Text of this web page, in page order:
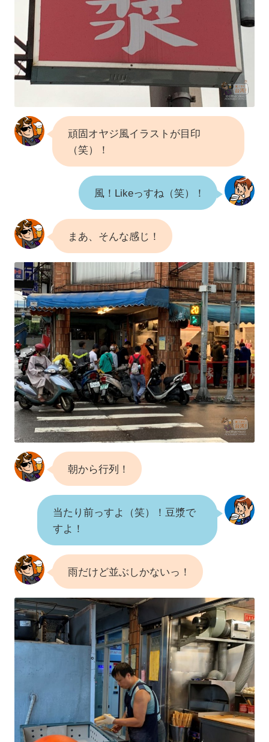
頑固オヤジ風イラストが目印
（笑）！
風！Likeっすね（笑）！
まあ、そんな感じ！
朝から行列！
当たり前っすよ（笑）！豆漿で
すよ！
雨だけど並ぶしかないっ！